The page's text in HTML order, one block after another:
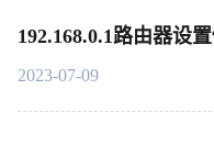
192.168.0.1路由器设
2023-07-09